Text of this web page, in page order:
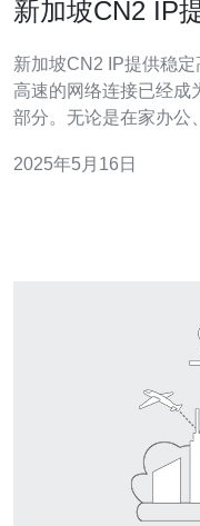
新加坡CN2 IP
新加坡CN2 IP提供稳定高速网络连
高速的网络连接已经成
部分。无论是在家办公
网络连接方式，能够提供
2025年5月16日